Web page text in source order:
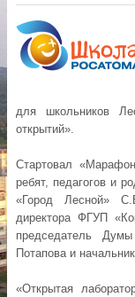
для школьников
открытий».
Стартовал
ребят, педагогов и
«Город Лесной»
директора ФГУП
председатель
Потапова и
«Открытая